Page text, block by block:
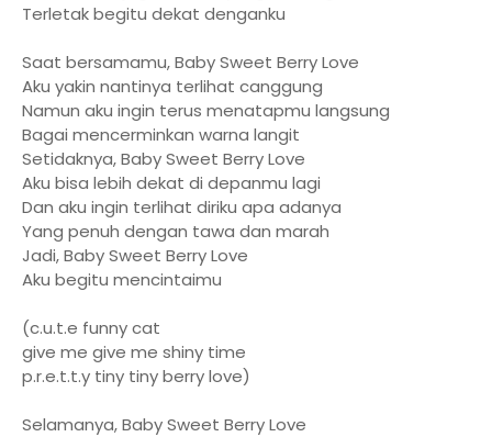
Terletak begitu dekat denganku
Saat bersamamu, Baby Sweet Berry Love
Aku yakin nantinya terlihat canggung
Namun aku ingin terus menatapmu langsung
Bagai mencerminkan warna langit
Setidaknya, Baby Sweet Berry Love
Aku bisa lebih dekat di depanmu lagi
Dan aku ingin terlihat diriku apa adanya
Yang penuh dengan tawa dan marah
Jadi, Baby Sweet Berry Love
Aku begitu mencintaimu
(c.u.t.e funny cat
give me give me shiny time
p.r.e.t.t.y tiny tiny berry love)
Selamanya, Baby Sweet Berry Love